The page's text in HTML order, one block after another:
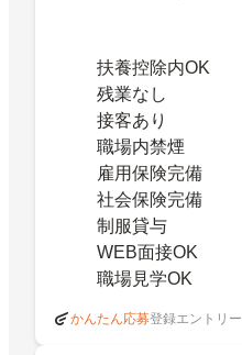
扶養控除内OK
残業なし
接客あり
職場内禁煙
雇用保険完備
社会保険完備
制服貸与
WEB面接OK
職場見学OK
かんたん応募登録エントリー